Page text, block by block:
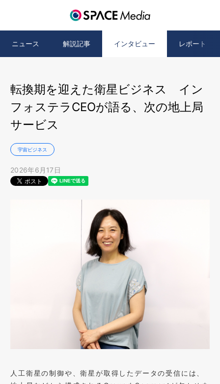
ニュース 解説記事 インタビュー レポート
転換期を迎えた衛星ビジネス イン
フォステラCEOが語る、次の地上局
サービス
宇宙ビジネス
2026年6月17日
人工衛星の制御や、衛星が取得したデータの受信には、